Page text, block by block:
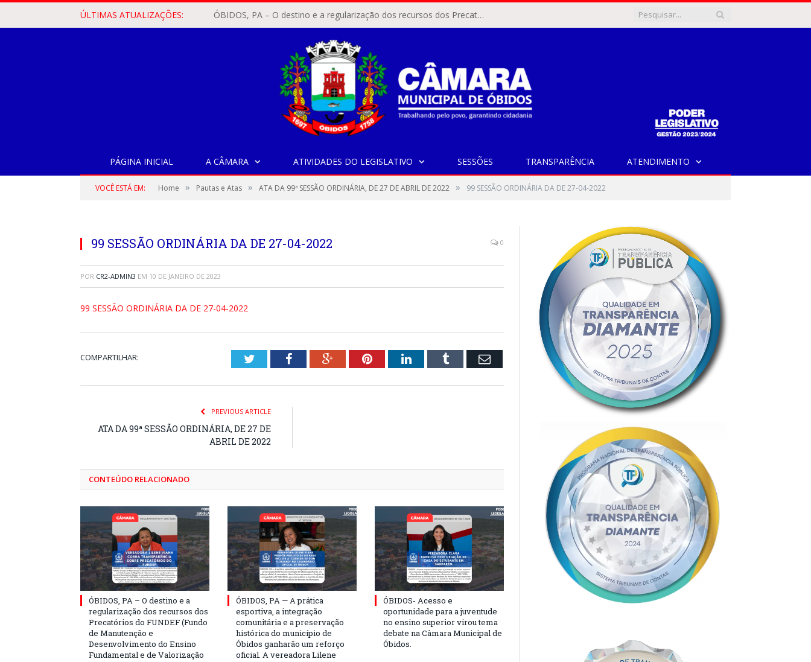
ÚLTIMAS ATUALIZAÇÕES: ÓBIDOS, PA – O destino e a regularização dos recursos dos Precatórios do FUNDEF (Fundo de Manutenção e Desenvolvimento do Ensino Fundamental e de Valorização do Magistério) voltaram a pautar as discussões na Câmara Municipal de Óbidos.
PÁGINA INICIAL A CÂMARA ATIVIDADES DO LEGISLATIVO SESSÕES TRANSPARÊNCIA ATENDIMENTO
VOCÊ ESTÁ EM: Home » Pautas e Atas » ATA DA 99ª SESSÃO ORDINÁRIA, DE 27 DE ABRIL DE 2022 » 99 SESSÃO ORDINÁRIA DA DE 27-04-2022
99 SESSÃO ORDINÁRIA DA DE 27-04-2022 0
POR CR2-ADMIN3 EM 10 DE JANEIRO DE 2023
99 SESSÃO ORDINÁRIA DA DE 27-04-2022
COMPARTILHAR: TwitterFacebookGoogle+PinterestLinkedInTumblr Email
PREVIOUS ARTICLE
ATA DA 99ª SESSÃO ORDINÁRIA, DE 27 DE
ABRIL DE 2022
CONTEÚDO RELACIONADO
ÓBIDOS, PA – O destino e a
regularização dos recursos dos
Precatórios do FUNDEF (Fundo
de Manutenção e
Desenvolvimento do Ensino
Fundamental e de Valorização
ÓBIDOS, PA — A prática
esportiva, a integração
comunitária e a preservação
histórica do município de
Óbidos ganharão um reforço
oficial. A vereadora Lilene
ÓBIDOS- Acesso e
oportunidade para a juventude
no ensino superior virou tema
debate na Câmara Municipal de
Óbidos.